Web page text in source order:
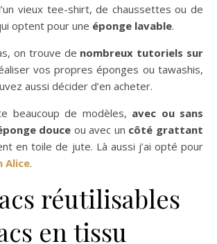
vieux tee-shirt, de chaussettes ou de
optent pour une éponge lavable.
on trouve de nombreux tutoriels sur
vos propres éponges ou tawashis,
aussi décider d’en acheter.
beaucoup de modèles, avec ou sans
douce ou avec un côté grattant
en toile de jute. Là aussi j’ai opté pour
Alice.
réutilisables
en tissu